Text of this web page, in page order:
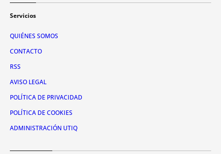
Servicios
QUIÉNES SOMOS
CONTACTO
RSS
AVISO LEGAL
POLÍTICA DE PRIVACIDAD
POLÍTICA DE COOKIES
ADMINISTRACIÓN UTIQ